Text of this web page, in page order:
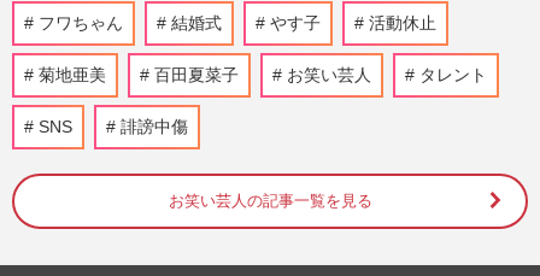
村重杏奈、オリラジ藤森慎吾から自宅“出
入り禁止”にされて「わかる気がする」の
声、狙うはフワちゃんのポ…
『週刊女性』編集部 2026/8/5
【フワちゃんプロレス】川島明・有吉弘行
が指摘！『帰った芸能人』への苦言と社長
の反応
週刊女性PRIME 2026/1/31
フワちゃん 結婚式 やす子 活動休止
菊地亜美 百田夏菜子 お笑い芸人 タレント
SNS 誹謗中傷
お笑い芸人の記事一覧を見る